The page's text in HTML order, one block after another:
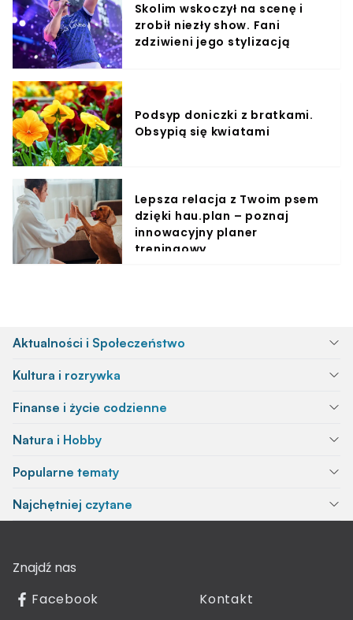
Skolim wskoczył na scenę i
zrobił niezły show. Fani
zdziwieni jego stylizacją
Podsyp doniczki z bratkami.
Obsypią się kwiatami
Lepsza relacja z Twoim psem
dzięki hau.plan – poznaj
innowacyjny planer
treningowy
Aktualności i Społeczeństwo
Kultura i rozrywka
Finanse i życie codzienne
Natura i Hobby
Popularne tematy
Najchętniej czytane
Znajdź nas
Facebook
Kontakt